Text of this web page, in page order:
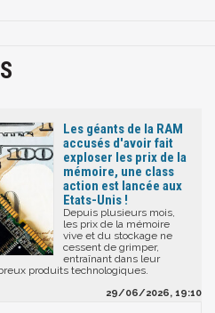
Les géants de la RAM
accusés d'avoir fait
exploser les prix de la
mémoire, une class
action est lancée aux
Etats-Unis !
Depuis plusieurs mois,
les prix de la mémoire
vive et du stockage ne
cessent de grimper,
entraînant dans leur
produits technologiques.
29/06/2026, 19:10